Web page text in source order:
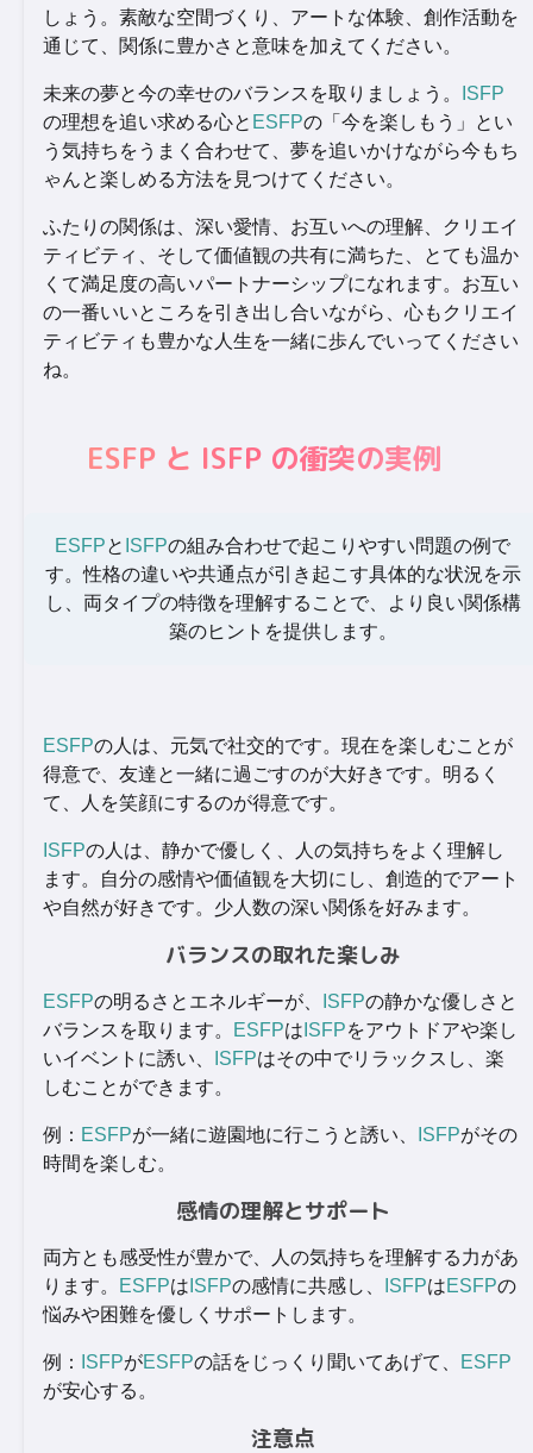
しょう。素敵な空間づくり、アートな体験、創作活動を
通じて、関係に豊かさと意味を加えてください。
未来の夢と今の幸せのバランスを取りましょう。
ISFP
の理想を追い求める心と ESFPの「今を楽しもう」とい
う気持ちをうまく合わせて、夢を追いかけながら今もち
ゃんと楽しめる方法を見つけてください。
ふたりの関係は、深い愛情、お互いへの理解、クリエイ
ティビティ、そして価値観の共有に満ちた、とても温か
くて満足度の高いパートナーシップになれます。お互い
の一番いいところを引き出し合いながら、心もクリエイ
ティビティも豊かな人生を一緒に歩んでいってください
ね。
ESFP と ISFP の衝突の実例
ESFPと ISFPの組み合わせで起こりやすい問題の例で
す。性格の違いや共通点が引き起こす具体的な状況を示
し、両タイプの特徴を理解することで、より良い関係構
築のヒントを提供します。
ESFPの人は、元気で社交的です。現在を楽しむことが
得意で、友達と一緒に過ごすのが大好きです。明るく
て、人を笑顔にするのが得意です。
ISFPの人は、静かで優しく、人の気持ちをよく理解し
ます。自分の感情や価値観を大切にし、創造的でアート
や自然が好きです。少人数の深い関係を好みます。
バランスの取れた楽しみ
ESFPの明るさとエネルギーが、 ISFPの静かな優しさと
バランスを取ります。
ESFPは ISFPをアウトドアや楽し
いイベントに誘い、
ISFPはその中でリラックスし、楽
しむことができます。
例： ESFPが一緒に遊園地に行こうと誘い、 ISFPがその
時間を楽しむ。
感情の理解とサポート
両方とも感受性が豊かで、人の気持ちを理解する力があ
ります。
ESFPは ISFPの感情に共感し、 ISFPはESFPの
悩みや困難を優しくサポートします。
例： ISFPがESFPの話をじっくり聞いてあげて、
ESFP
が安心する。
注意点